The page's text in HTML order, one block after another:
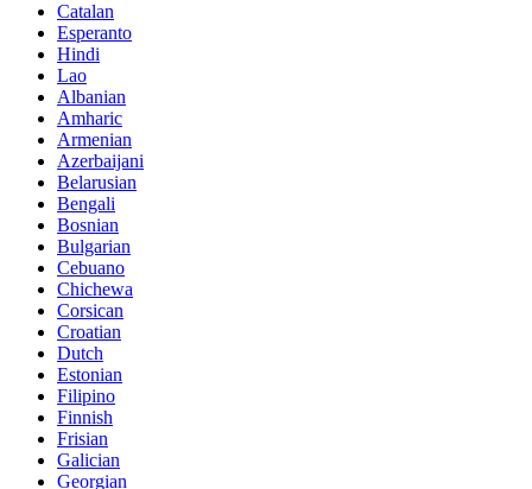
Catalan
Esperanto
Hindi
Lao
Albanian
Amharic
Armenian
Azerbaijani
Belarusian
Bengali
Bosnian
Bulgarian
Cebuano
Chichewa
Corsican
Croatian
Dutch
Estonian
Filipino
Finnish
Frisian
Galician
Georgian